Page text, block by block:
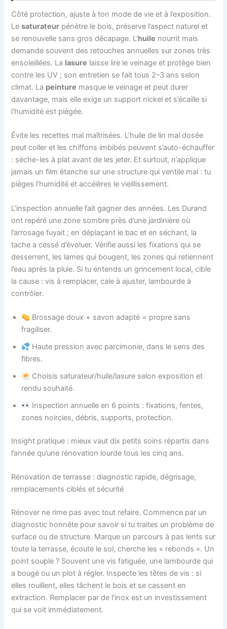
Côté protection, ajuste à ton mode de vie et à l’exposition.
Lesaturateur pénètre le bois, préserve l’aspect naturel et
se renouvelle sans gros décapage. L’huile nourrit mais
demande souvent des retouches annuelles sur zones très
ensoleillées. La lasure laisse lire le veinage et protège bien
contre les UV ; son entretien se fait tous 2–3 ans selon
climat. La peinture masque le veinage et peut durer
davantage, mais elle exige un support nickel et s’écaille si
l’humidité est piégée.
Évite les recettes mal maîtrisées. L’huile de lin mal dosée
peut coller et les chiffons imbibés peuvent s’auto-échauffer
: sèche-les à plat avant de les jeter. Et surtout, n’applique
jamais un film étanche sur une structure qui ventile mal : tu
pièges l’humidité et accélères le vieillissement.
L’inspection annuelle fait gagner des années. Les Durand
ont repéré une zone sombre près d’une jardinière où
l’arrosage fuyait ; en déplaçant le bac et en séchant, la
tache a cessé d’évoluer. Vérifie aussi les fixations qui se
desserrent, les lames qui bougent, les zones qui retiennent
l’eau après la pluie. Si tu entends un grincement local, cible
la cause : vis à remplacer, cale à ajuster, lambourde à
contrôler.
Brossage doux + savon adapté = propre sans
fragiliser.
Haute pression avec parcimonie, dans le sens des
fibres.
Choisis saturateur/huile/lasure selon exposition et
rendu souhaité.
Inspection annuelle en 6 points : fixations, fentes,
zones noircies, débris, supports, protection.
Insight pratique : mieux vaut dix petits soins répartis dans
l’année qu’une rénovation lourde tous les cinq ans.
Rénovation de terrasse : diagnostic rapide, dégrisage,
remplacements ciblés et sécurité
Rénover ne rime pas avec tout refaire. Commence par un
diagnostic honnête pour savoir si tu traites un problème de
surface ou de structure. Marque un parcours à pas lents sur
toute la terrasse, écoute le sol, cherche les « rebonds ». Un
point souple ? Souvent une vis fatiguée, une lambourde qui
a bougé ou un plot à régler. Inspecte les têtes de vis : si
elles rouillent, elles tâchent le bois et se cassent en
extraction. Remplacer par de l’inox est un investissement
qui se voit immédiatement.